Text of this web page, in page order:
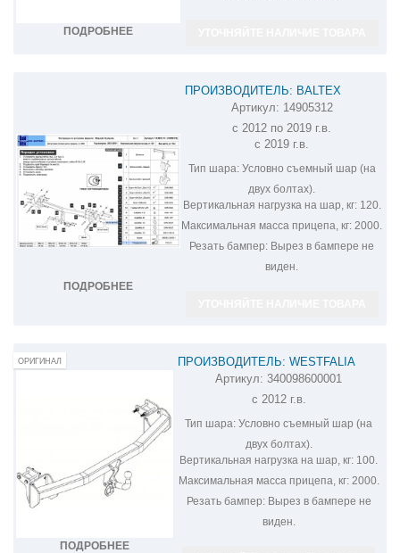
ПОДРОБНЕЕ
ПОДРОБНЕЕ
ПРОИЗВОДИТЕЛЬ: BALTEX
ФАРКОП НА MITSUBISHI OUTLANDER
14905312
Артикул: 14905312
с 2012 по 2019 г.в.
с 2019 г.в.
Тип шара:Условно съемный шар (на
двух болтах).
Вертикальная нагрузка на шар, кг:120.
Максимальная масса прицепа, кг: 2000.
Резать бампер: Вырез в бампере не
виден.
ПОДРОБНЕЕ
ПРОИЗВОДИТЕЛЬ: WESTFALIA
ФАРКОП НА MITSUBISHI OUTLANDER
340098600001
Артикул: 340098600001
с 2012 г.в.
Тип шара: Условно съемный шар (на
двух болтах).
Вертикальная нагрузка на шар, кг: 100.
Максимальная масса прицепа, кг:2000.
Резать бампер:Вырез в бампере не
виден.
ОРИГИНАЛ